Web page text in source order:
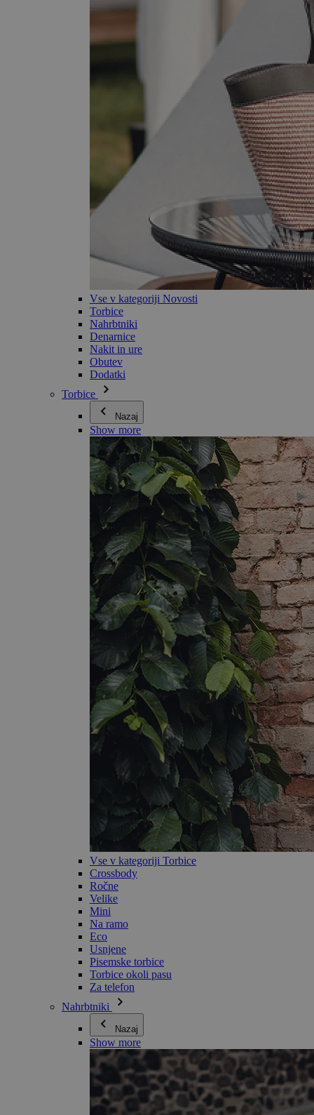
Vse v kategoriji Novosti
Torbice
Nahrbtniki
Denarnice
Nakit in ure
Obutev
Dodatki
Torbice
Nazaj
Show more
Vse v kategoriji Torbice
Crossbody
Ročne
Velike
Mini
Na ramo
Eco
Usnjene
Pisemske torbice
Torbice okoli pasu
Za telefon
Nahrbtniki
Nazaj
Show more